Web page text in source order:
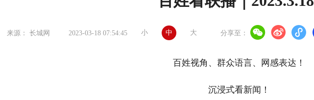
来源： 长城网 2023-03-18 07:54:45 小 中 大 分享至：
百姓视角、群众语言、网感表达！
沉浸式看新闻！